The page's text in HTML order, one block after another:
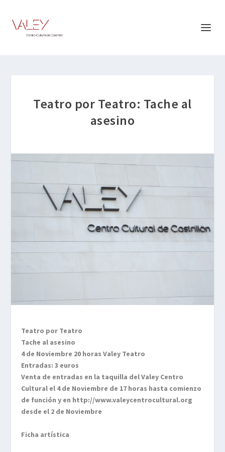
Teatro por Teatro: Tache al
asesino
Teatro por Teatro
Tache al asesino
4 de Noviembre 20 horas Valey Teatro
Entradas: 3 euros
Venta de entradas en la taquilla del Valey Centro
Cultural el 4 de Noviembre de 17 horas hasta comienzo
de función y en http://www.valeycentrocultural.org
desde el 2 de Noviembre
Ficha artística